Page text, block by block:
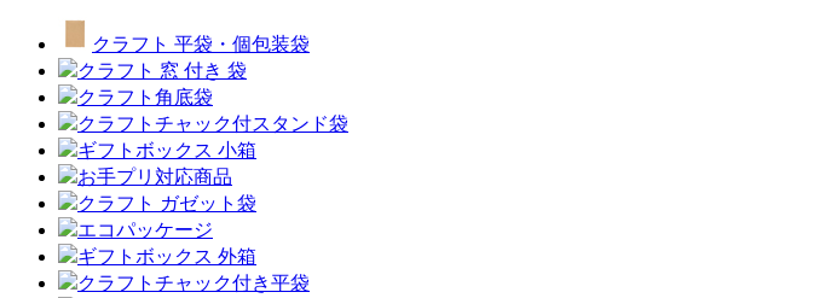
クラフト 平袋・個包装袋
クラフト 窓 付き 袋
クラフト角底袋
クラフトチャック付スタンド袋
ギフトボックス 小箱
お手プリ対応商品
クラフト ガゼット袋
エコパッケージ
ギフトボックス 外箱
クラフトチャック付き平袋